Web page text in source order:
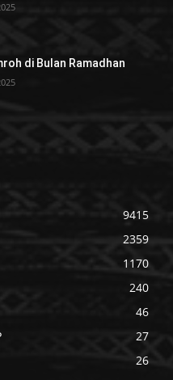
di Bulan Ramadhan
9415
2359
1170
240
46
27
26